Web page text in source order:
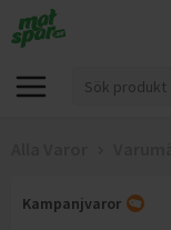
Kampanjvaror